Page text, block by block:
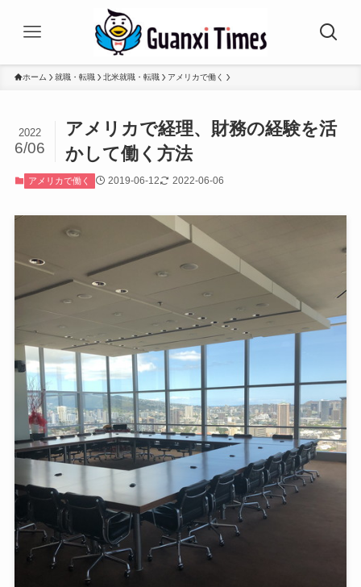
ホーム 就職・転職 北米就職・転職 アメリカで働く
アメリカで経理、財務の経験を活
かして働く方法
2022
6/06
アメリカで働く 2019-06-12 2022-06-06